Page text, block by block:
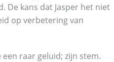
De kans dat Jasper het niet
op verbetering van
raar geluid; zijn stem.